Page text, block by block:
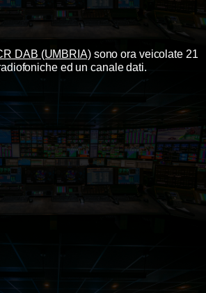
DAB (UMBRIA)sono ora veicolate 21
ed un canale dati.